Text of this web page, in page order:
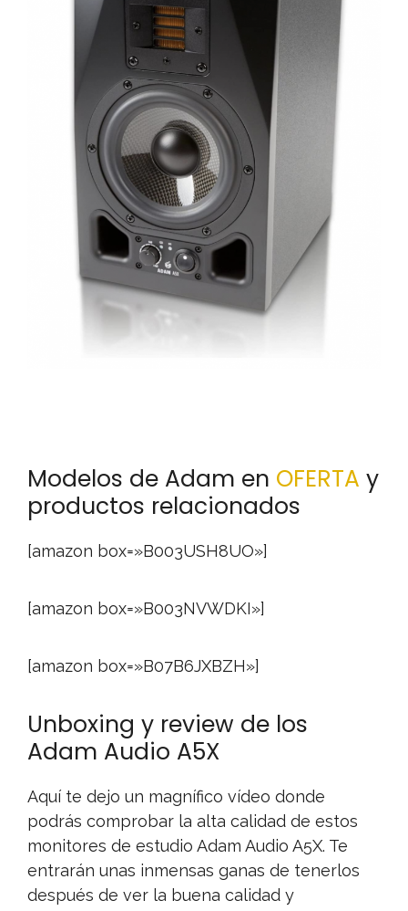
Modelos de Adam en OFERTA y
productos relacionados
[amazon box=»B003USH8UO»]
[amazon box=»B003NVWDKI»]
[amazon box=»B07B6JXBZH»]
Unboxing y review de los
Adam Audio A5X
Aquí te dejo un magnífico vídeo donde
podrás comprobar la alta calidad de estos
monitores de estudio Adam Audio A5X. Te
entrarán unas inmensas ganas de tenerlos
después de ver la buena calidad y